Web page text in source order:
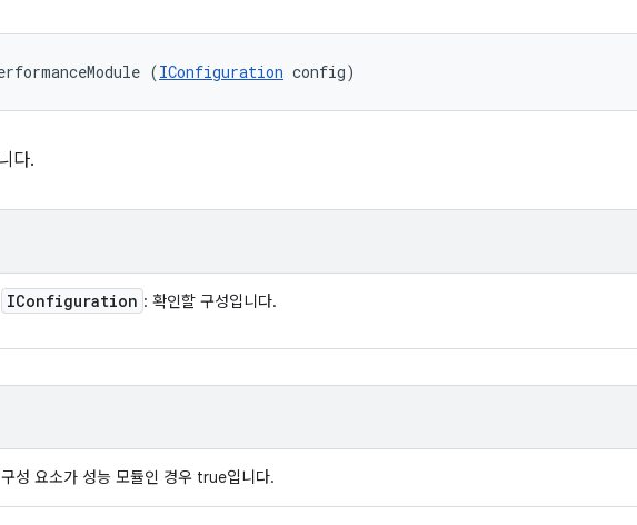
(IConfiguration config)
다.
IConfiguration : 확인할 구성입니다.
구성 요소가 성능 모듈인 경우 true입니다.